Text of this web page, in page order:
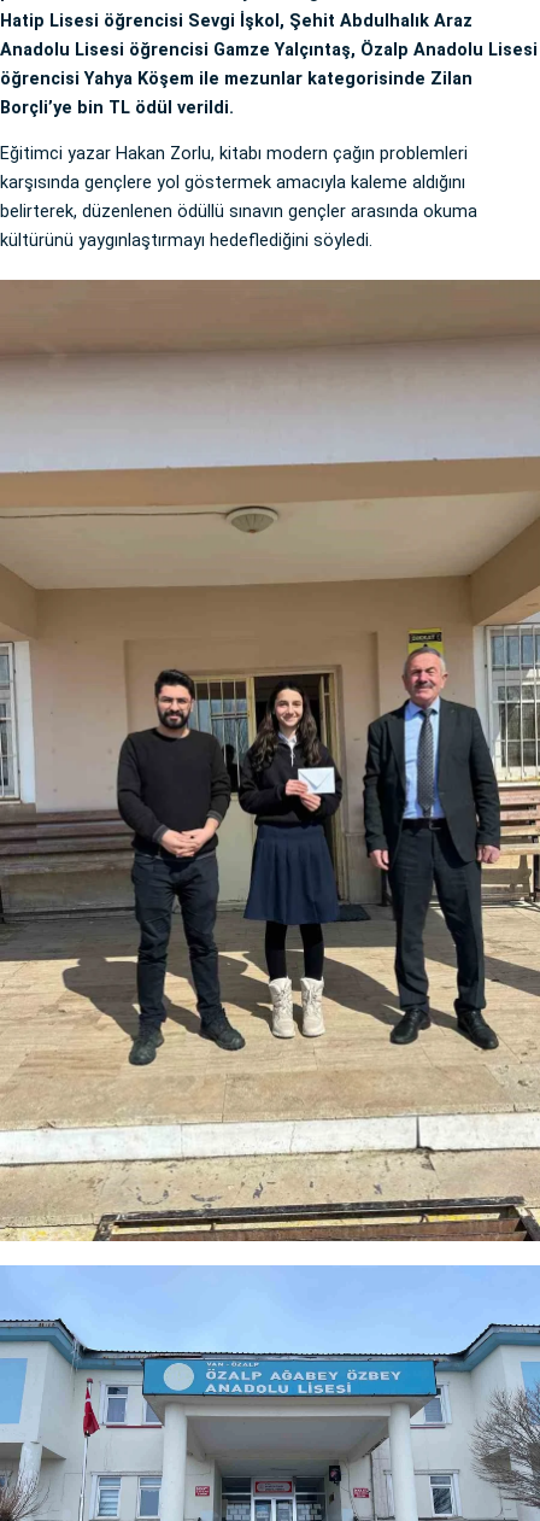
Hatip Lisesi öğrencisi Sevgi İşkol, Şehit Abdulhalık Araz
Anadolu Lisesi öğrencisi Gamze Yalçıntaş, Özalp Anadolu Lisesi
öğrencisi Yahya Köşem ile mezunlar kategorisinde Zilan
Borçli’ye bin TL ödül verildi.
Eğitimci yazar Hakan Zorlu, kitabı modern çağın problemleri
karşısında gençlere yol göstermek amacıyla kaleme aldığını
belirterek, düzenlenen ödüllü sınavın gençler arasında okuma
kültürünü yaygınlaştırmayı hedeflediğini söyledi.